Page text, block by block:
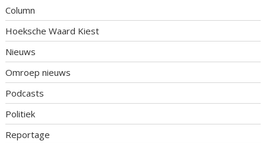
Column
Hoeksche Waard Kiest
Nieuws
Omroep nieuws
Podcasts
Politiek
Reportage